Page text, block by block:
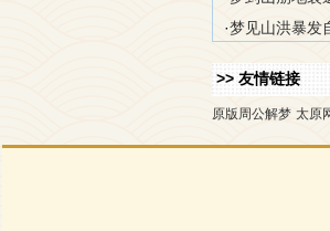
·梦见山洪暴发
>> 友情链接
原版周公解梦 太原